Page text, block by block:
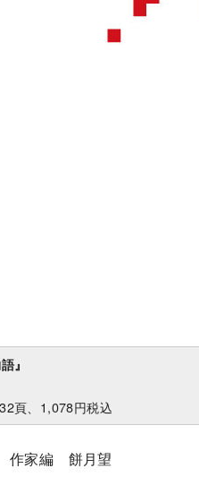
』
頁、1,078円税込
作家編 餅月望